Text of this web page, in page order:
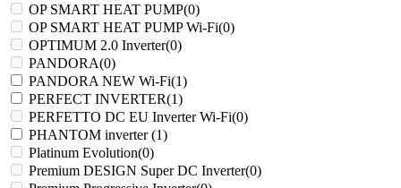
OP SMART HEAT PUMP(0)
OP SMART HEAT PUMP Wi-Fi(0)
OPTIMUM 2.0 Inverter(0)
PANDORA(0)
PANDORA NEW Wi-Fi(1)
PERFECT INVERTER(1)
PERFETTO DC EU Inverter Wi-Fi(0)
PHANTOM inverter(1)
Platinum Evolution(0)
Premium DESIGN Super DC Inverter(0)